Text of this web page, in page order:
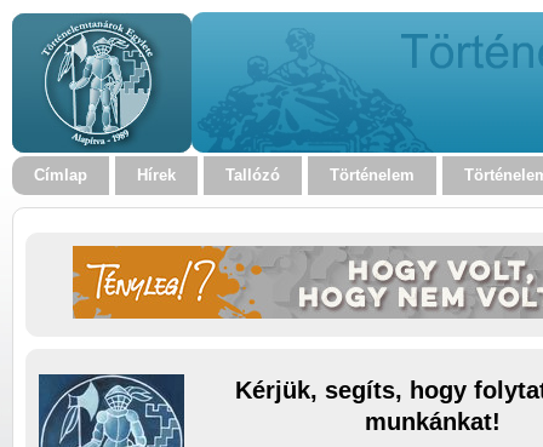
Címlap Hírek Tallózó Történelem
Kérjük, segíts, hogy
munkánkat!